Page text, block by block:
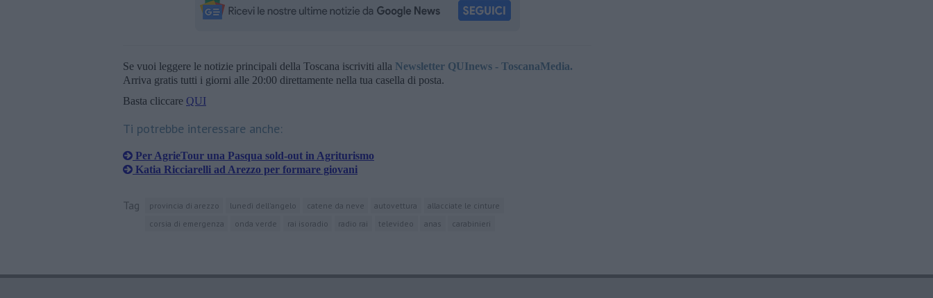
Se vuoi leggere le notizie principali della Toscana iscriviti alla Newsletter QUInews - ToscanaMedia.
Arriva gratis tutti i giorni alle 20:00 direttamente nella tua casella di posta.
Basta cliccare QUI
Ti potrebbe interessare anche:
Per AgrieTour una Pasqua sold-out in Agriturismo
Katia Ricciarelli ad Arezzo per formare giovani
Tag provincia di arezzo lunedì dell'angelo catene da neve autovettura
allacciate le cinture
corsia di emergenza
onda verde rai isoradio radio rai televideo anas carabinieri